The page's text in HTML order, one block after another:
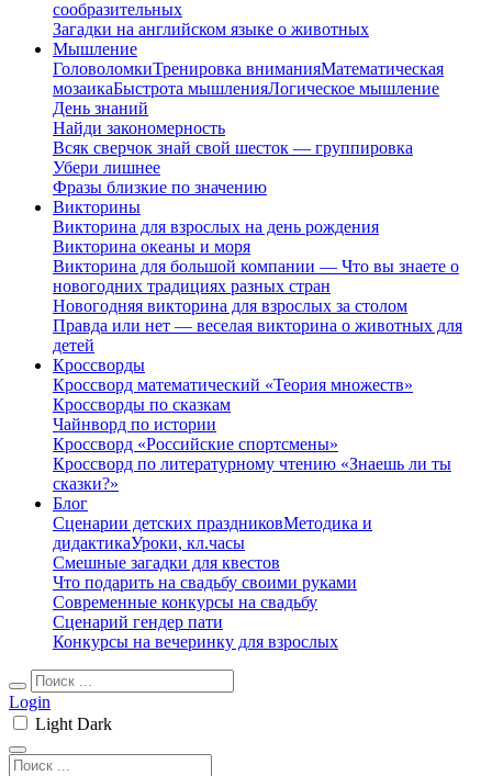
сообразительных
Загадки на английском языке о животных
Мышление
ГоловоломкиТренировка вниманияМатематическая
мозаикаБыстрота мышленияЛогическое мышление
День знаний
Найди закономерность
Всяк сверчок знай свой шесток — группировка
Убери лишнее
Фразы близкие по значению
Викторины
Викторина для взрослых на день рождения
Викторина океаны и моря
Викторина для большой компании — Что вы знаете о
новогодних традициях разных стран
Новогодняя викторина для взрослых за столом
Правда или нет — веселая викторина о животных для
детей
Кроссворды
Кроссворд математический «Теория множеств»
Кроссворды по сказкам
Чайнворд по истории
Кроссворд «Российские спортсмены»
Кроссворд по литературному чтению «Знаешь ли ты
сказки?»
Блог
Сценарии детских праздниковМетодика и
дидактикаУроки, кл.часы
Смешные загадки для квестов
Что подарить на свадьбу своими руками
Современные конкурсы на свадьбу
Сценарий гендер пати
Конкурсы на вечеринку для взрослых
Login
Light Dark